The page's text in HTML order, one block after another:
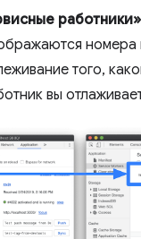
работники»
номера
того,
вы